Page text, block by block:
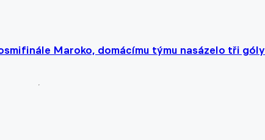
Maroko, domácímu týmu nasázelo tři góly